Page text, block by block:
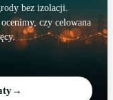
bez izolacji.
czy celowana
→